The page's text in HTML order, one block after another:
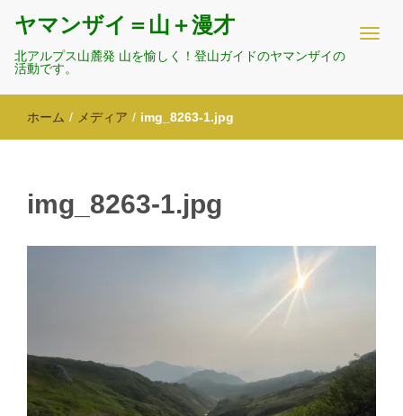
ヤマンザイ＝山＋漫才
北アルプス山麓発 山を愉しく！登山ガイドのヤマンザイの
活動です。
ホーム / メディア / img_8263-1.jpg
img_8263-1.jpg